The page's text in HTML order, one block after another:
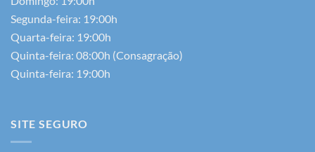
Segunda-feira: 19:00h
Quarta-feira: 19:00h
Quinta-feira: 08:00h (Consagração)
Quinta-feira: 19:00h
SITE SEGURO